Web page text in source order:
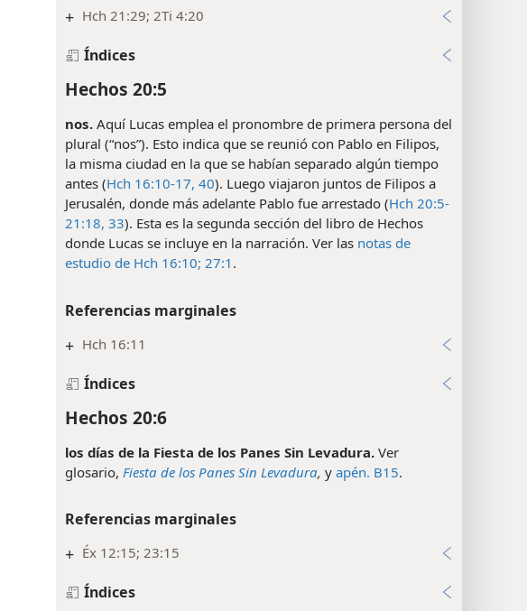
+ Hch 21:29; 2Ti 4:20
Índices
Hechos 20:5
nos. Aquí Lucas emplea el pronombre de primera persona del
plural (“nos”). Esto indica que se reunió con Pablo en Filipos,
la misma ciudad en la que se habían separado algún tiempo
antes (Hch 16:10-17, 40). Luego viajaron juntos de Filipos a
Jerusalén, donde más adelante Pablo fue arrestado (Hch 20:5-
21:18, 33). Esta es la segunda sección del libro de Hechos
donde Lucas se incluye en la narración. Ver las notas de
estudio de Hch 16:10; 27:1 .
Referencias marginales
+ Hch 16:11
Índices
Hechos 20:6
los días de la Fiesta de los Panes Sin Levadura. Ver
glosario, Fiesta de los Panes Sin Levadura, y apén. B15.
Referencias marginales
+ Éx 12:15; 23:15
Índices